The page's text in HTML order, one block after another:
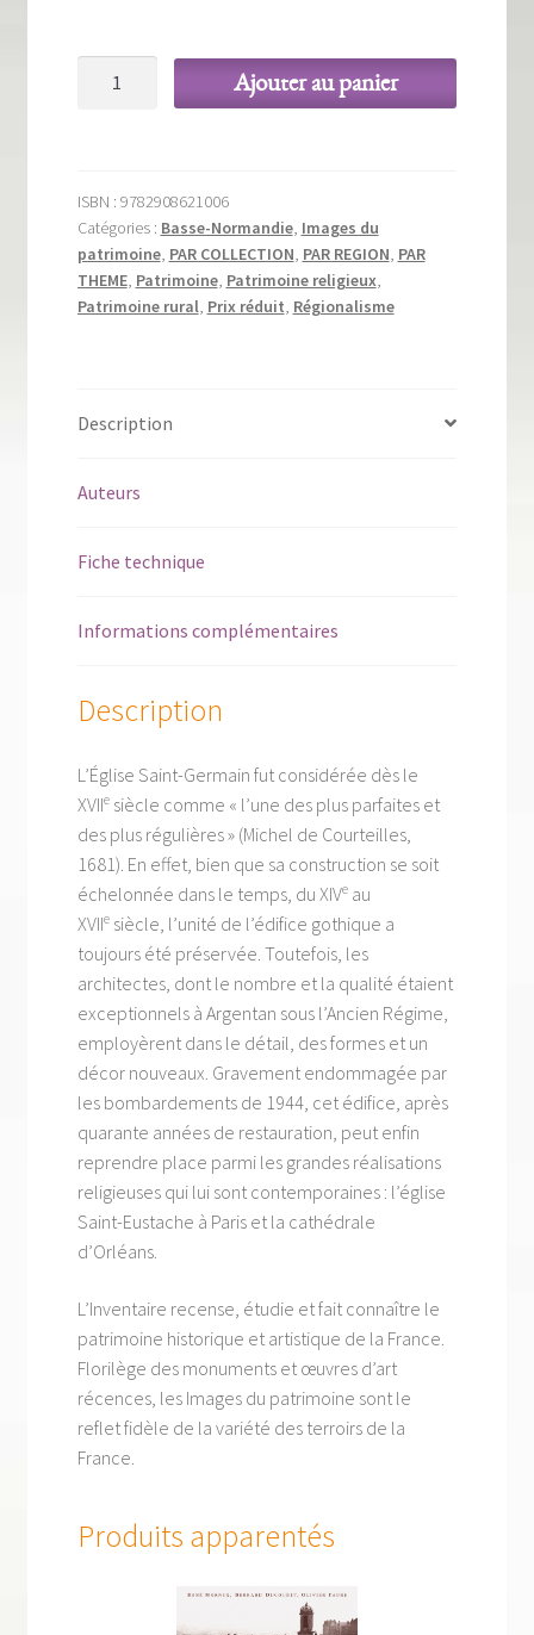
2,30 €.
Ajouter au panier
ISBN : 9782908621006
Catégories : Basse-Normandie, Images du
patrimoine, PAR COLLECTION, PAR REGION, PAR
THEME, Patrimoine, Patrimoine religieux,
Patrimoine rural, Prix réduit, Régionalisme
Description
Auteurs
Fiche technique
Informations complémentaires
Description
L’Église Saint-Germain fut considérée dès le
XVIIesiècle comme « l’une des plus parfaites et
des plus régulières » (Michel de Courteilles,
1681). En effet, bien que sa construction se soit
échelonnée dans le temps, du XIVeau
XVIIesiècle, l’unité de l’édifice gothique a
toujours été préservée. Toutefois, les
architectes, dont le nombre et la qualité étaient
exceptionnels à Argentan sous l’Ancien Régime,
employèrent dans le détail, des formes et un
décor nouveaux. Gravement endommagée par
les bombardements de 1944, cet édifice, après
quarante années de restauration, peut enfin
reprendre place parmi les grandes réalisations
religieuses qui lui sont contemporaines : l’église
Saint-Eustache à Paris et la cathédrale
d’Orléans.
L’Inventaire recense, étudie et fait connaître le
patrimoine historique et artistique de la France.
Florilège des monuments et œuvres d’art
récences, les Images du patrimoine sont le
reflet fidèle de la variété des terroirs de la
France.
Produits apparentés